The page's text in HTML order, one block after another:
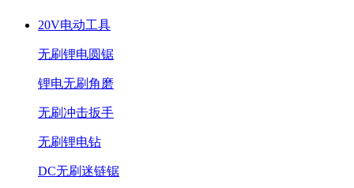
20V电动工具
无刷锂电圆锯
锂电无刷角磨
无刷冲击扳手
无刷锂电钻
DC无刷迷链锯